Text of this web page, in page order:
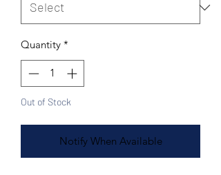
Quantity *
Out of Stock
Notify When Available